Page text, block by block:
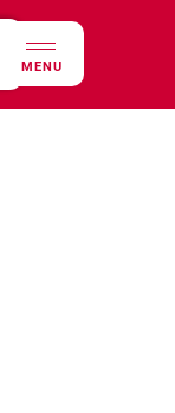
MENU